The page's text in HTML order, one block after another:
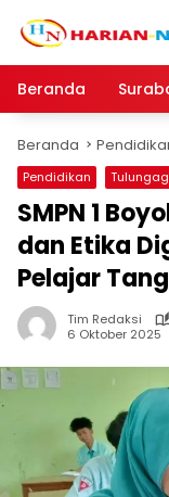
Beranda
Beranda
Pendidikan
SMPN 1
dan Etika
Pelajar
Tim Redaksi
6 Oktober 2025